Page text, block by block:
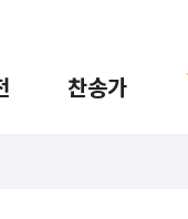
찬송가